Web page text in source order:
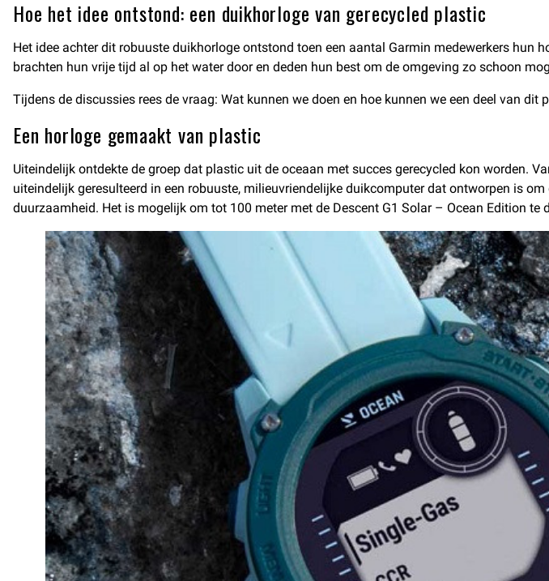
Hoe het idee ontstond: een duikhorloge van gerecycled plastic
Het idee achter dit robuuste duikhorloge ontstond toen een aantal Garmin medewerkers hun
brachten hun vrije tijd al op het water door en deden hun best om de omgeving zo schoon
Tijdens de discussies rees de vraag: Wat kunnen we doen en hoe kunnen we een deel van dit
Een horloge gemaakt van plastic
Uiteindelijk ontdekte de groep dat plastic uit de oceaan met succes gerecycled kon worden.
uiteindelijk geresulteerd in een robuuste, milieuvriendelijke duikcomputer dat ontworpen is
duurzaamheid. Het is mogelijk om tot 100 meter met de Descent G1 Solar – Ocean Edition